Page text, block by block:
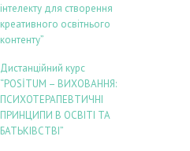
інтелекту для створення
креативного освітнього
контенту”
Дистанційний курс
“POSİTUM – ВИХОВАННЯ:
ПСИХОТЕРАПЕВТИЧНІ
ПРИНЦИПИ В ОСВІТІ ТА
БАТЬКІВСТВІ”